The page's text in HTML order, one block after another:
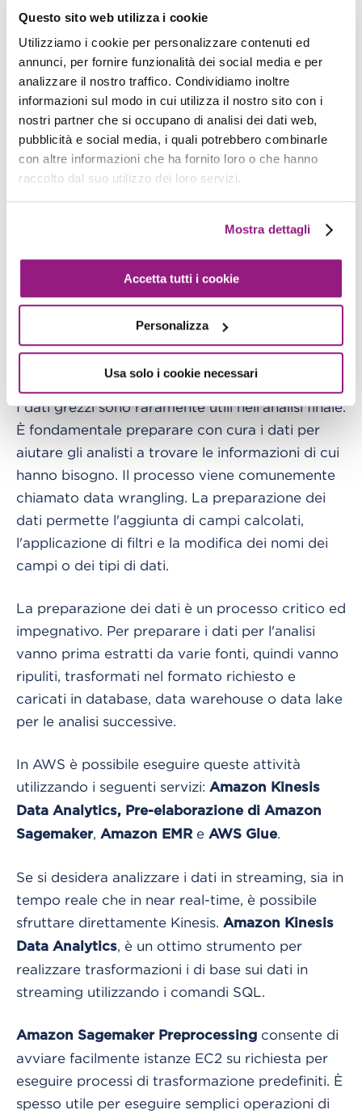
Questo sito web utilizza i cookie
Utilizziamo i cookie per personalizzare contenuti ed
annunci, per fornire funzionalità dei social media e per
analizzare il nostro traffico. Condividiamo inoltre
informazioni sul modo in cui utilizza il nostro sito con i
nostri partner che si occupano di analisi dei dati web,
pubblicità e social media, i quali potrebbero combinarle
con altre informazioni che ha fornito loro o che hanno
raccolto dal suo utilizzo dei loro servizi.
Mostra dettagli
Accetta tutti i cookie
Personalizza
Usa solo i cookie necessari
solo per le query che esegui. La maggior parte
dei risultati viene restituita in pochi secondi. Non
sono necessari lavori ETL complessi per
preparare i dati per l'analisi. Ciò consente a
chiunque abbia competenze SQL di analizzare
rapidamente set di dati su larga scala.
Athena è integrato immediatamente con AWS
scoprire schemi e popolare il tuo catalogo con
definizioni di partizioni e tabelle nuove e
modificate e mantenerlo controllo delle versioni
I dati grezzi sono raramente utili nell'analisi finale.
È fondamentale preparare con cura i dati per
aiutare gli analisti a trovare le informazioni di cui
hanno bisogno. Il processo viene comunemente
chiamato data wrangling. La preparazione dei
dati permette l'aggiunta di campi calcolati,
l'applicazione di filtri e la modifica dei nomi dei
campi o dei tipi di dati.
La preparazione dei dati è un processo critico ed
impegnativo. Per preparare i dati per l'analisi
vanno prima estratti da varie fonti, quindi vanno
ripuliti, trasformati nel formato richiesto e
caricati in database, data warehouse o data lake
per le analisi successive.
In AWS è possibile eseguire queste attività
utilizzando i seguenti servizi: Amazon Kinesis
Data Analytics, Pre-elaborazione di Amazon
Sagemaker, Amazon EMR e AWS Glue.
Se si desidera analizzare i dati in streaming, sia in
tempo reale che in near real-time, è possibile
sfruttare direttamente Kinesis. Amazon Kinesis
Data Analytics, è un ottimo strumento per
realizzare trasformazioni i di base sui dati in
streaming utilizzando i comandi SQL.
Amazon Sagemaker Preprocessing consente di
avviare facilmente istanze EC2 su richiesta per
eseguire processi di trasformazione predefiniti. È
spesso utile per eseguire semplici operazioni di